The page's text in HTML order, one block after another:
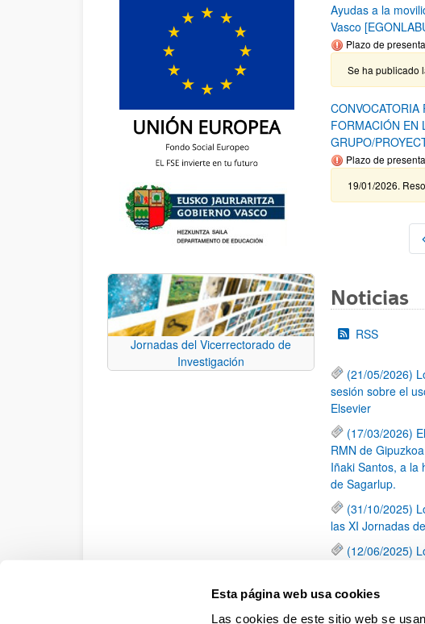
Esta página web usa cookies
Las cookies de este sitio web se
Jornadas del Vicerrectorado de
Investigación
Ayudas a la
Vasco
Plazo de
Se ha publicado
CONVOCATORIA
FORMACIÓN EN
GRUPO/
Plazo de
19/01/2026.
Noticias
RSS
(21/05/2026)
sesión sobre el
Elsevier
(17/03/2026)
RMN de
Iñaki Santos, a la
de Sagarlup.
(31/10/2025)
las XI Jornadas
(12/06/2025)